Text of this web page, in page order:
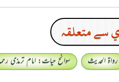
سے متعلقہ
رواۃ الحدیث
سوانح حیات: امام ترمذی